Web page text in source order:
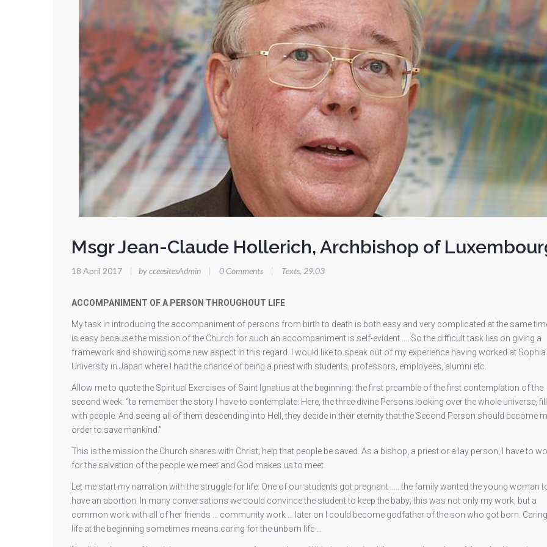
Msgr Jean-Claude Hollerich, Archbishop of
18 April 2017 | by cceesitesAdmin | 0 Comments | Texts, 29.03
ACCOMPANIMENT OF A PERSON THROUGHOUT LIFE
My task in introducing the accompaniment of persons from birth to death is both easy and very complicated at the same
is easy because the mission of the Church for such an accompaniment is self-evident …. So the difficult task lies on giving a
framework and showing some new aspect in this regard. I would like to speak out of my experience having worked at Sophia
University in Japan where I had the chance of being a priest with students, professors, employees, alumni etc.
Allow me to quote the Spiritual Exercises of Saint Ignatius at the beginning: the first preamble of the first contemplation of the
second week: “to remember the story I have to contemplate: Here, the three divine Persons looking over the whole universe,
with people. And seeing all of them descending into Hell, they decide in their eternity that the Second Person should become
order to save mankind.”
This is the mission the Church shares with Christ; help that people be saved. As a bishop, a priest or a lay person, I have to
for the salvation of the people we meet and God makes us to meet.
Let me start my narration with the struggle for life. One of our students got pregnant ….. the family wanted the young woman
have an abortion. In many conversations we could convince the student to keep the baby; this was not only my work, but a
common work with all of her friends … community work … later on I could become godfather of the son who got born.
life at the beginning sometimes means caring for the unborn life …